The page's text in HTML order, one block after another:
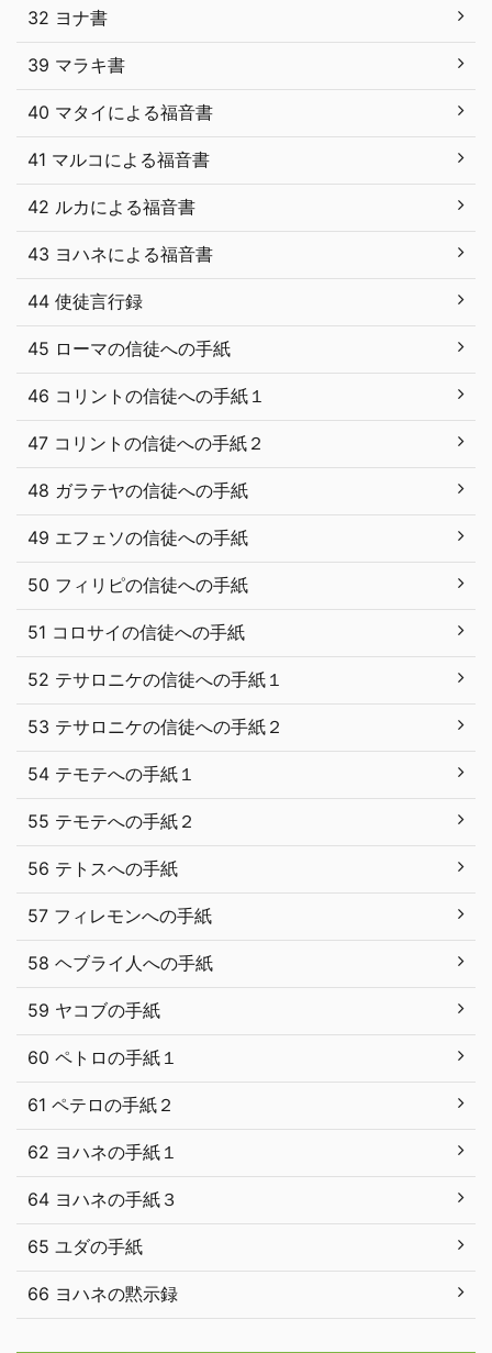
32 ヨナ書
39 マラキ書
40 マタイによる福音書
41 マルコによる福音書
42 ルカによる福音書
43 ヨハネによる福音書
44 使徒言行録
45 ローマの信徒への手紙
46 コリントの信徒への手紙１
47 コリントの信徒への手紙２
48 ガラテヤの信徒への手紙
49 エフェソの信徒への手紙
50 フィリピの信徒への手紙
51 コロサイの信徒への手紙
52 テサロニケの信徒への手紙１
53 テサロニケの信徒への手紙２
54 テモテへの手紙１
55 テモテへの手紙２
56 テトスへの手紙
57 フィレモンへの手紙
58 ヘブライ人への手紙
59 ヤコブの手紙
60 ペトロの手紙１
61 ペテロの手紙２
62 ヨハネの手紙１
64 ヨハネの手紙３
65 ユダの手紙
66 ヨハネの黙示録